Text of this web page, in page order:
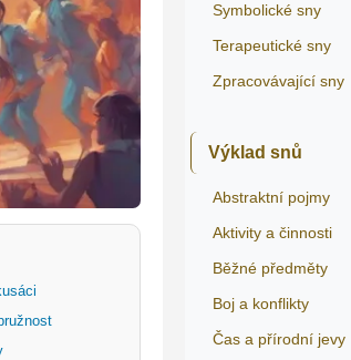
Symbolické sny
Terapeutické sny
Zpracovávající sny
Výklad snů
Abstraktní pojmy
Aktivity a činnosti
Běžné předměty
Boj a konflikty
Čas a přírodní jevy